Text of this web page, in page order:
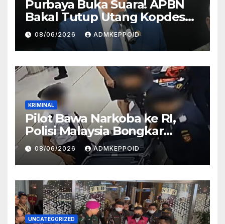
Purbaya Buka Suara! APBN
Bakal Tutup Utang Kopdes
Rp 240 Triliun, Cicilan Rp 40
Triliun per Tahun
08/06/2026 ADMKEPPOID
KRIMINAL
Pilot Bawa Narkoba ke RI,
Polisi Malaysia Bongkar
Sosok Pemasok di Balik
Kasus Ini
08/06/2026 ADMKEPPOID
UNCATEGORIZED